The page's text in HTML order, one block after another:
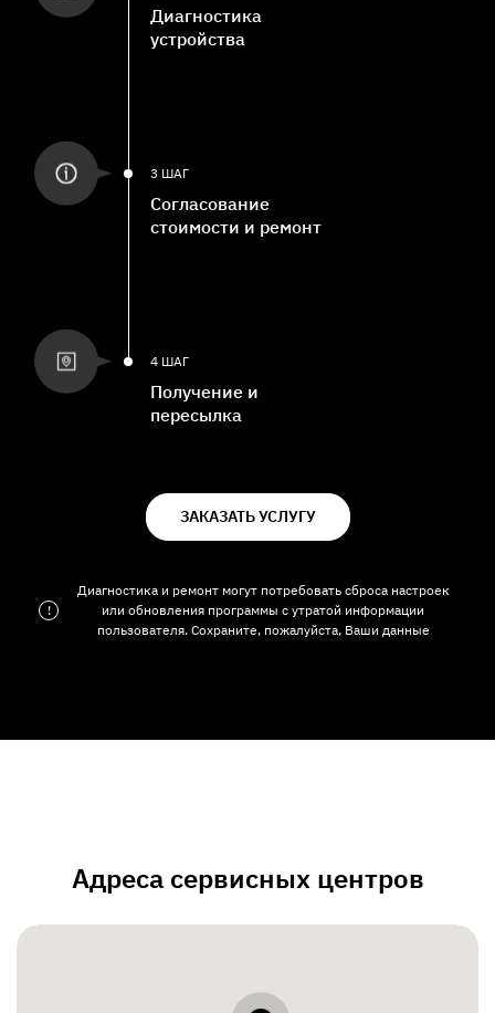
Диагностика
устройства
3 ШАГ
Согласование
стоимости и ремонт
4 ШАГ
Получение и
пересылка
ЗАКАЗАТЬ УСЛУГУ
!
Диагностика и ремонт могут потребовать сброса настроек
или обновления программы с утратой информации
пользователя. Сохраните, пожалуйста, Ваши данные
Адреса сервисных центров